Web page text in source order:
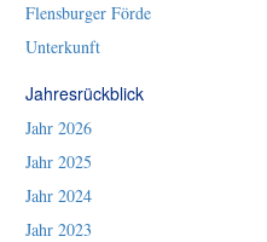
Flensburger Förde
Unterkunft
Jahresrückblick
Jahr 2026
Jahr 2025
Jahr 2024
Jahr 2023